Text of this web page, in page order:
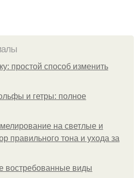
простой способ изменить
и гетры: полное
на светлые и
правильного тона и ухода за
востребованные виды